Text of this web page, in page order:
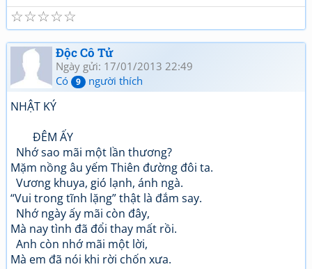
☆
☆
☆
☆
☆
Độc Cô Tử
Ngày gửi: 17/01/2013 22:49
Có
9 người thích
NHẬT KÝ
ĐÊM ẤY
Nhớ sao mãi một lần thương?
Mặm nồng âu yếm Thiên đường đôi ta.
Vương khuya, gió lạnh, ánh ngà.
“Vui trong tĩnh lặng” thật là đắm say.
Nhớ ngày ấy mãi còn đây,
Mà nay tình đã đổi thay mất rồi.
Anh còn nhớ mãi một lời,
Mà em đã nói khi rời chốn xưa.